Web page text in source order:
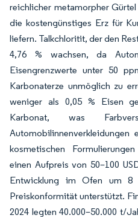
reichlicher metamorpher
die kostengünstiges Erz für
liefern. Talkchloritit, der den
4,76 % wachsen, da
Eisengrenzwerte unter 50
Karbonaterze unmöglich zu
weniger als 0,05 % Eisen
Karbonat, was
kosmetischen
einen Aufpreis von 50–100
Entwicklung im Ofen um 8
Preiskonformität unterstützt.
2024 legten 40.000–50.000 t/